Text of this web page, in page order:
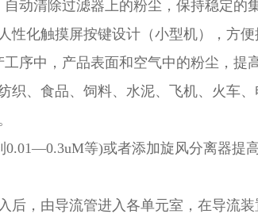
动清除过滤器上的粉尘，保持稳定的
性化触摸屏按键设计（小型机），方便
序中，产品表面和空气中的粉尘，提
织、食品、饲料、水泥、飞机、火车
0.01—0.3uM等)或者添加旋风分离器提
后，由导流管进入各单元室，在导流